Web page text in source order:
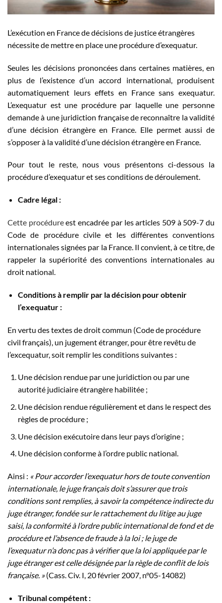
L’exécution en France de décisions de justice étrangères
nécessite de mettre en place une procédure d’exequatur.
Seules les décisions prononcées dans certaines matières, en
plus de l’existence d’un accord international, produisent
automatiquement leurs effets en France sans exequatur.
L’exequatur est une procédure par laquelle une personne
demande à une juridiction française de reconnaître la validité
d’une décision étrangère en France. Elle permet aussi de
s’opposer à la validité d’une décision étrangère en France.
Pour tout le reste, nous vous présentons ci-dessous la
procédure d’exequatur et ses conditions de déroulement.
Cadre légal :
Cette procédureest encadrée par les articles 509 à 509-7 du
Code de procédure civile et les différentes conventions
internationales signées par la France. Il convient, à ce titre, de
rappeler la supériorité des conventions internationales au
droit national.
Conditions à remplir par la décision pour obtenir
l’exequatur :
En vertu des textes de droit commun (Code de procédure
civil français), un jugement étranger, pour être revêtu de
l’excequatur, soit remplir les conditions suivantes :
Une décision rendue par une juridiction ou par une
autorité judiciaire étrangère habilitée ;
Une décision rendue régulièrement et dans le respect des
règles de procédure ;
Une décision exécutoire dans leur pays d’origine ;
Une décision conforme à l’ordre public national.
Ainsi : « Pour accorder l’exequatur hors de toute convention
internationale, le juge français doit s’assurer que trois
conditions sont remplies, à savoir la compétence indirecte du
juge étranger, fondée sur le rattachement du litige au juge
saisi, la conformité à l’ordre public international de fond et de
procédure et l’absence de fraude à la loi ; le juge de
l’exequatur n’a donc pas à vérifier que la loi appliquée par le
juge étranger est celle désignée par la règle de conflit de lois
française. »(Cass. Civ. I, 20 février 2007, n°05-14082)
Tribunal compétent :